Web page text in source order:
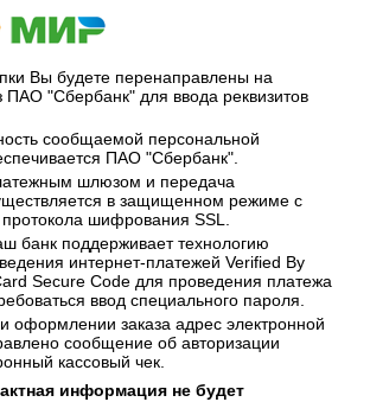
Вы будете перенаправлены на
"Сбербанк" для ввода реквизитов
сообщаемой персональной
ПАО "Сбербанк".
шлюзом и передача
в защищенном режиме с
шифрования SSL.
банк поддерживает технологию
интернет-платежей Verified By
Secure Code для проведения платежа
ввод специального пароля.
оформлении заказа адрес электронной
сообщение об авторизации
кассовый чек.
информация не будет